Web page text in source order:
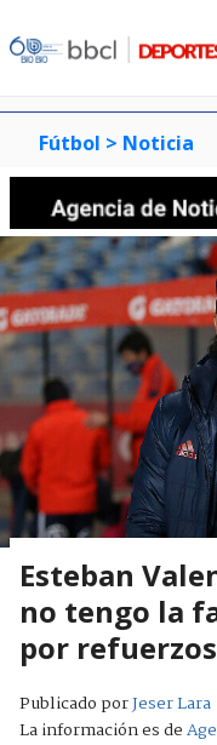
Fútbol > Noticia
Esteban
no tengo la
por
Publicado porJeser Lara
La información es de